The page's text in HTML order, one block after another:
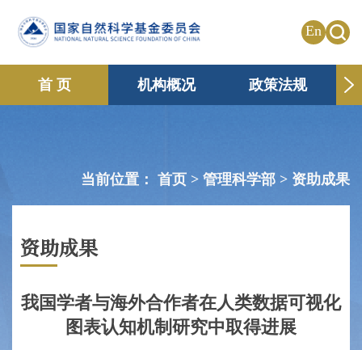
En
首 页 机构概况 政策法规
当前位置： 首页 > 管理科学部 > 资助成果
资助成果
我国学者与海外合作者在人类数据可视化
图表认知机制研究中取得进展